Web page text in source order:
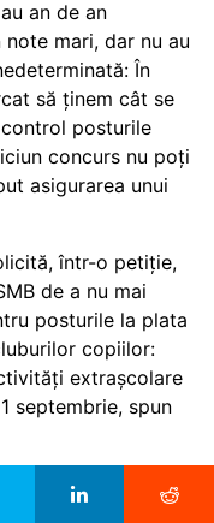
an de an
mari, dar nu au
În
să ținem cât se
posturile
concurs nu poți
asigurarea unui
într-o petiție,
de a nu mai
posturile la plata
copiilor:
extrașcolare
septembrie, spun
lista
va fi